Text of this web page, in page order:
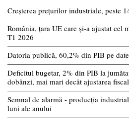
Creșterea prețurilor industriale, peste
România, țara UE care și-a ajustat cel
T1 2026
Datoria publică, 60,2% din PIB pe
Deficitul bugetar, 2% din PIB la
dobânzi, mai mari decât ajustarea
Semnal de alarmă - producția
luni ale anului